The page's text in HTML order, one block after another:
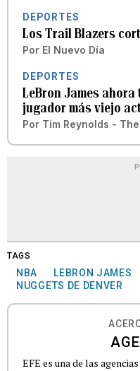
DEPORTES
Los Trail Blazers
Por El Nuevo Día
DEPORTES
LeBron James
jugador más viejo
Por Tim Reynolds -
TAGS
NBA LEBRON JAMES
NUGGETS DE DENVER
EFE es una de las